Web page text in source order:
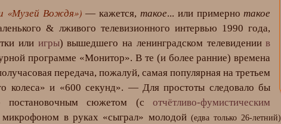
«Музей Вождя») — кажется,такое... или примернотакое
& лживого телевизионного интервью 1990 года,
или игры) вышедшего на ленинградском телевидениив
программе «Монитор». В те (и более ранние) времена
передача, пожалуй, самая популярная на третьем
колеса» и «600 секунд». — Для простоты следовало бы
постановочным сюжетом (сотчётливо-фумистическим
микрофоном в руках «сыграл» молодой (едва только 26-летний)